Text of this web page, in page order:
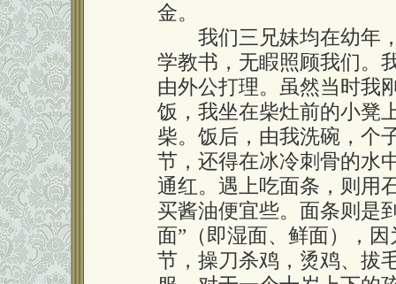
金。
我们三兄妹均在幼年，
学教书，无睱照顾我们。
由外公打理。虽然当时我
饭，我坐在柴灶前的小凳
柴。饭后，由我洗碗，个
节，还得在冰冷刺骨的水
通红。遇上吃面条，则用
买酱油便宜些。面条则是
面”（即湿面、鲜面），
节，操刀杀鸡，烫鸡、拔